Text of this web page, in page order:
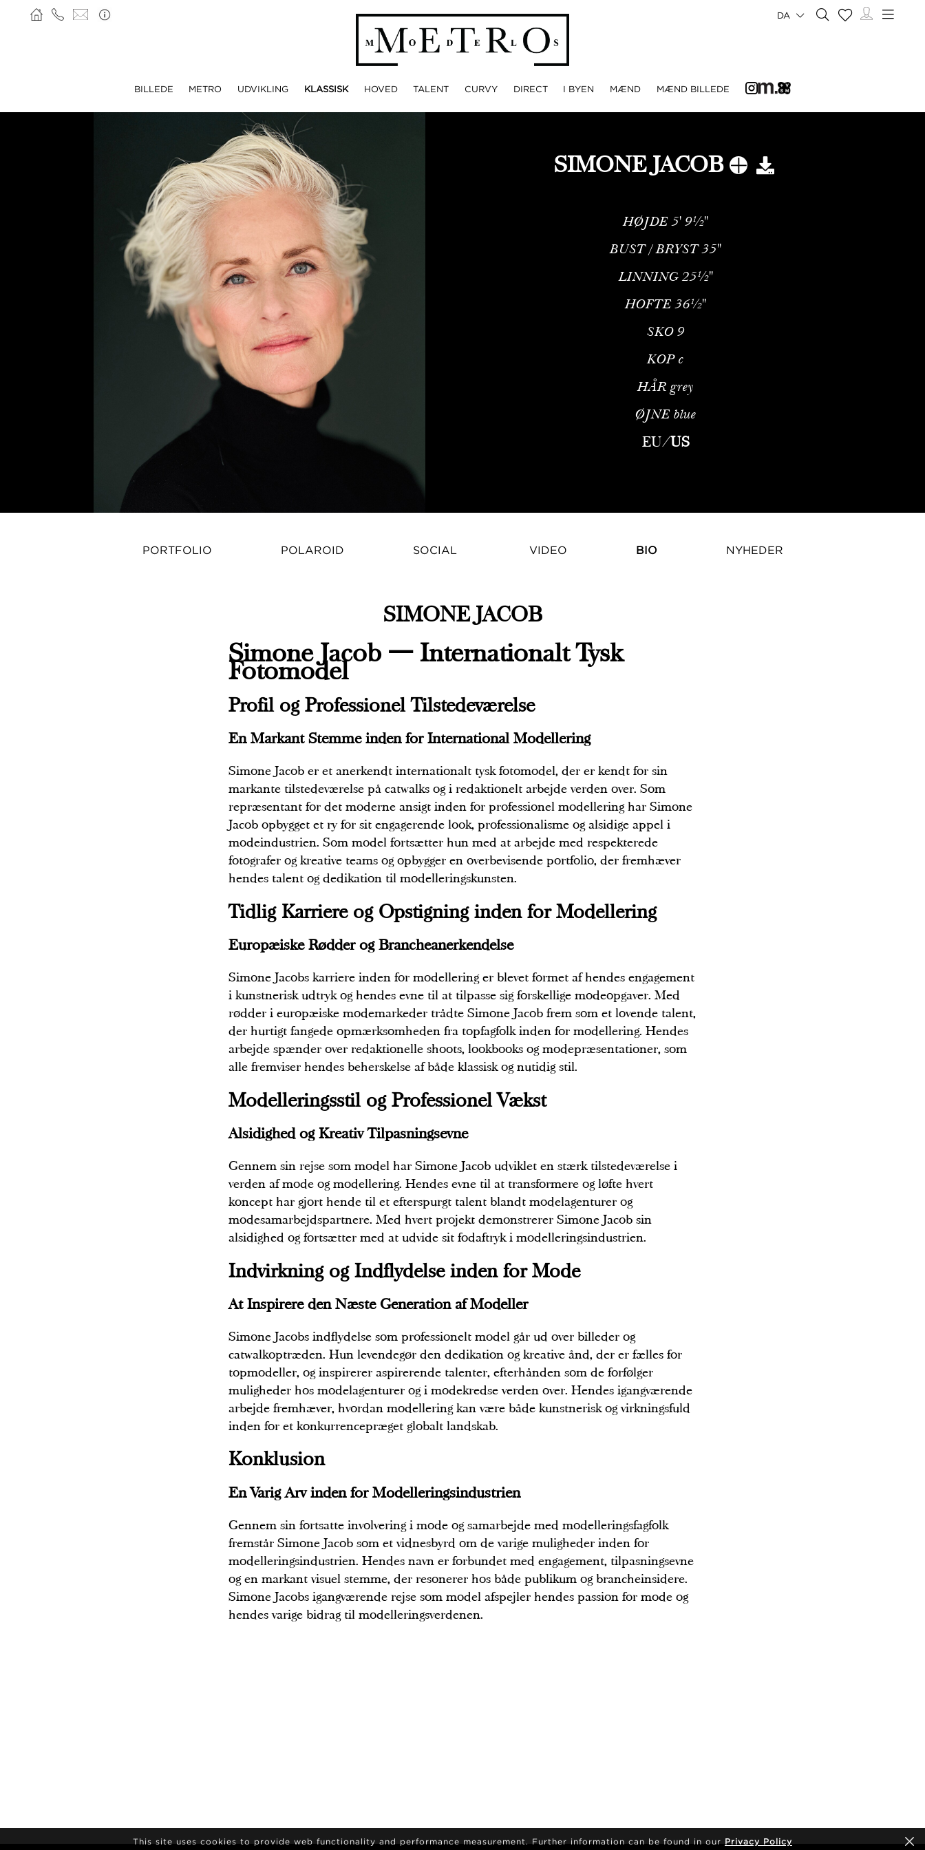
BILLEDE METRO UDVIKLING KLASSISK HOVED TALENT CURVY DIRECT I BYEN MÆND MÆND BILLEDE
DA
SIMONE JACOB
HØJDE 5' 9½''
BUST / BRYST35''
LINNING 25½''
HOFTE 36½''
SKO 9
KOP c
HÅR grey
ØJNE blue
EU/US
PORTFOLIO POLAROID SOCIAL VIDEO BIO NYHEDER
SIMONE JACOB
Simone Jacob — Internationalt Tysk
Fotomodel
Profil og Professionel Tilstedeværelse
En Markant Stemme inden for International Modellering
Simone Jacob er et anerkendt internationalt tysk fotomodel, der er kendt for sin
markante tilstedeværelse på catwalks og i redaktionelt arbejde verden over. Som
repræsentant for det moderne ansigt inden for professionel modellering har Simone
Jacob opbygget et ry for sit engagerende look, professionalisme og alsidige appel i
modeindustrien. Som model fortsætter hun med at arbejde med respekterede
fotografer og kreative teams og opbygger en overbevisende portfolio, der fremhæver
hendes talent og dedikation til modelleringskunsten.
Tidlig Karriere og Opstigning inden for Modellering
Europæiske Rødder og Brancheanerkendelse
Simone Jacobs karriere inden for modellering er blevet formet af hendes engagement
i kunstnerisk udtryk og hendes evne til at tilpasse sig forskellige modeopgaver. Med
rødder i europæiske modemarkeder trådte Simone Jacob frem som et lovende talent,
der hurtigt fangede opmærksomheden fra topfagfolk inden for modellering. Hendes
arbejde spænder over redaktionelle shoots, lookbooks og modepræsentationer, som
alle fremviser hendes beherskelse af både klassisk og nutidig stil.
Modelleringsstil og Professionel Vækst
Alsidighed og Kreativ Tilpasningsevne
Gennem sin rejse som model har Simone Jacob udviklet en stærk tilstedeværelse i
verden af mode og modellering. Hendes evne til at transformere og løfte hvert
koncept har gjort hende til et efterspurgt talent blandt modelagenturer og
modesamarbejdspartnere. Med hvert projekt demonstrerer Simone Jacob sin
alsidighed og fortsætter med at udvide sit fodaftryk i modelleringsindustrien.
Indvirkning og Indflydelse inden for Mode
At Inspirere den Næste Generation af Modeller
Simone Jacobs indflydelse som professionelt model går ud over billeder og
catwalkoptræden. Hun levendegør den dedikation og kreative ånd, der er fælles for
topmodeller, og inspirerer aspirerende talenter, efterhånden som de forfølger
muligheder hos modelagenturer og i modekredse verden over. Hendes igangværende
arbejde fremhæver, hvordan modellering kan være både kunstnerisk og virkningsfuld
inden for et konkurrencepræget globalt landskab.
Konklusion
En Varig Arv inden for Modelleringsindustrien
Gennem sin fortsatte involvering i mode og samarbejde med modelleringsfagfolk
fremstår Simone Jacob som et vidnesbyrd om de varige muligheder inden for
modelleringsindustrien. Hendes navn er forbundet med engagement, tilpasningsevne
og en markant visuel stemme, der resonerer hos både publikum og brancheinsidere.
Simone Jacobs igangværende rejse som model afspejler hendes passion for mode og
hendes varige bidrag til modelleringsverdenen.
This site uses cookies to provide web functionality and performance measurement. Further information can be found in our Privacy Policy